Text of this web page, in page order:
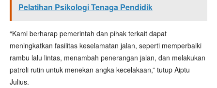
Pelatihan Psikologi Tenaga Pendidik
“Kami berharap pemerintah dan pihak terkait dapat
meningkatkan fasilitas keselamatan jalan, seperti memperbaiki
rambu lalu lintas, menambah penerangan jalan, dan melakukan
patroli rutin untuk menekan angka kecelakaan,” tutup Aiptu
Julius.